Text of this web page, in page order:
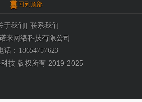
回到顶部
于我们 | 联系我们
来网络科技有限公司
话： 18654757623
技 版权所有 2019-2025